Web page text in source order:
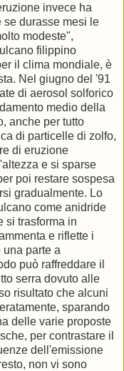
invece ha
se durasse mesi le
modeste",
filippino
il clima mondiale, è
Nel giugno del '91
di aerosol solforico
medio della
anche per tutto
di particelle di zolfo,
di eruzione
e si sparse
poi restare sospesa
gradualmente. Lo
come anidride
si trasforma in
e riflette i
parte a
può raffreddare il
serra dovuto alle
risultato che alcuni
sparando
delle varie proposte
per contrastare il
dell'emissione
non vi sono